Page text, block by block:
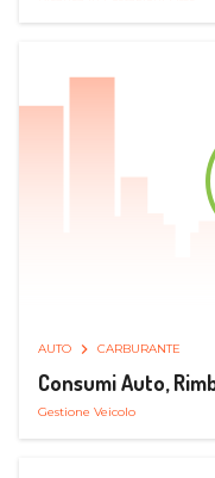
AUTO CARBURANTE
Consumi Auto,
Gestione Veicolo